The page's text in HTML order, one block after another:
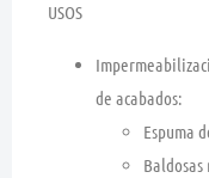
USOS
de acabados:
Espuma